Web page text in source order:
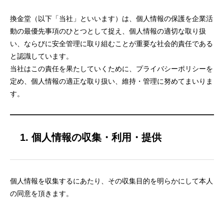
換金堂（以下「当社」といいます）は、個人情報の保護を企業活
動の最優先事項のひとつとして捉え、個人情報の適切な取り扱
い、ならびに安全管理に取り組むことが重要な社会的責任である
と認識しています。
当社はこの責任を果たしていくために、プライバシーポリシーを
定め、個人情報の適正な取り扱い、維持・管理に努めてまいりま
す。
1. 個人情報の収集・利用・提供
個人情報を収集するにあたり、その収集目的を明らかにして本人
の同意を頂きます。